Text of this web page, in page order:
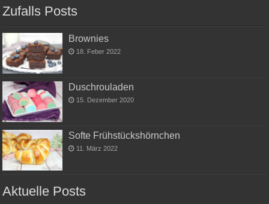
Zufalls Posts
Brownies
18. Feber 2022
Duschrouladen
15. Dezember 2020
Softe Frühstückshörnchen
11. März 2022
Aktuelle Posts